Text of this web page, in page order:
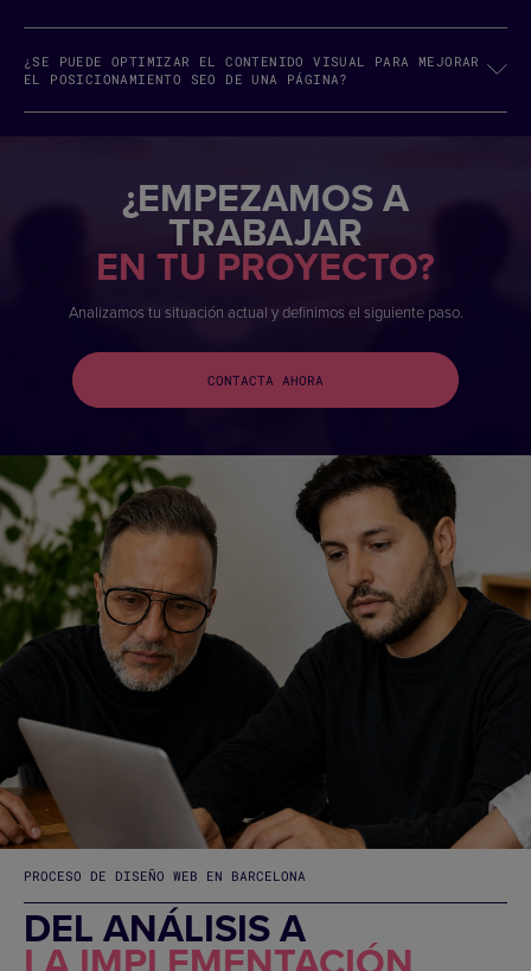
¿SE PUEDE OPTIMIZAR EL CONTENIDO VISUAL PARA MEJORAR
EL POSICIONAMIENTO SEO DE UNA PÁGINA?
¿EMPEZAMOS A
TRABAJAR
EN TU PROYECTO?
Analizamos tu situación actual y definimos el siguiente paso.
CONTACTA AHORA
PROCESO DE DISEÑO WEB EN BARCELONA
DEL ANÁLISIS A